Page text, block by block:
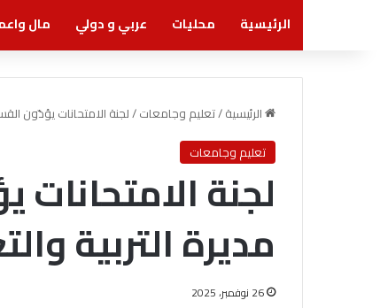
الرئيسية محليات عربي و دولي مال
الرئيسية/تعليم وجامعات/لجنة الامتحانات يؤدّون
تعليم وجامعات
لجنة
مديرة التربية
26 نوفمبر، 2025